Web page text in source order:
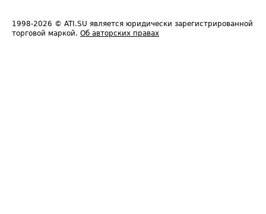
1998-2026 © ATI.SU является юридически зарегистрированной
торговой маркой. Об авторских правах